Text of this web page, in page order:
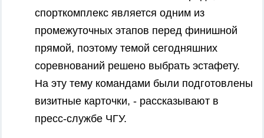
спорткомплекс является одним из
промежуточных этапов перед финишной
прямой, поэтому темой сегодняшних
соревнований решено выбрать эстафету.
На эту тему командами были подготовлены
визитные карточки, - рассказывают в
пресс-службе ЧГУ.